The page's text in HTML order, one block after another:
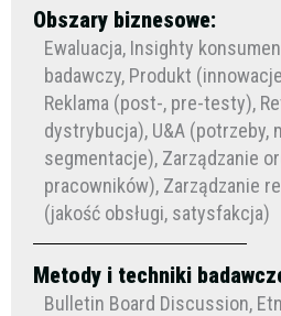
Obszary biznesowe:
Ewaluacja, Insighty
badawczy, Produkt
Reklama (post-, pre-testy),
dystrybucja), U&A (potrzeby,
segmentacje), Zarządzanie
pracowników), Zarządzanie
(jakość obsługi, satysfakcja)
Metody i techniki
Bulletin Board Discussion,